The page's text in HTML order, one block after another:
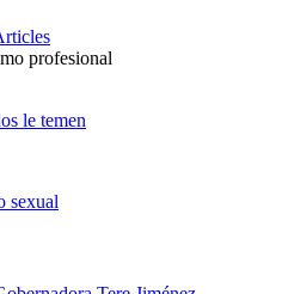
profesional
le temen
sexual